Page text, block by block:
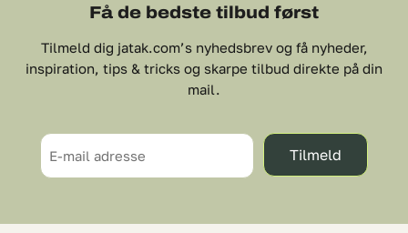
Få de bedste tilbud først
Tilmeld dig jatak.com’s nyhedsbrev og få nyheder,
inspiration, tips & tricks og skarpe tilbud direkte på din
mail.
E-mail adresse Tilmeld